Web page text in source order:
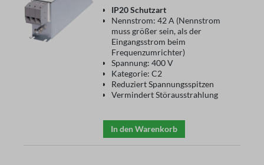
IP20 Schutzart
Nennstrom: 42 A (Nennstrom
muss größer sein, als der
Eingangsstrom beim
Frequenzumrichter)
Spannung: 400 V
Kategorie: C2
Reduziert Spannungsspitzen
Vermindert Störausstrahlung
In den Warenkorb